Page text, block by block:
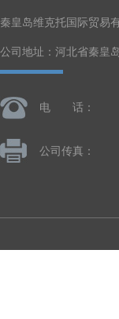
秦皇岛维克托国际贸易
公司地址：河北省秦皇
电 话：
公司传真：